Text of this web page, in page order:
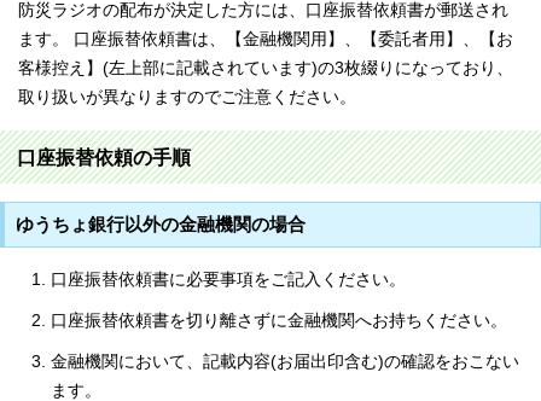
防災ラジオの配布が決定した方には、口座振替依頼書が郵送され
ます。 口座振替依頼書は、【金融機関用】、【委託者用】、【お
客様控え】(左上部に記載されています)の3枚綴りになっており、
取り扱いが異なりますのでご注意ください。
口座振替依頼の手順
ゆうちょ銀行以外の金融機関の場合
口座振替依頼書に必要事項をご記入ください。
口座振替依頼書を切り離さずに金融機関へお持ちください。
金融機関において、記載内容(お届出印含む)の確認をおこない
ます。